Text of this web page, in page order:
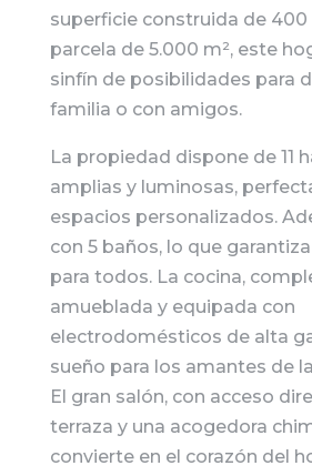
superficie construida de 400
parcela de 5.000 m², este
sinfín de posibilidades para
familia o con amigos.
La propiedad dispone de 11
amplias y luminosas,
espacios personalizados.
con 5 baños, lo que
para todos. La cocina,
amueblada y equipada con
electrodomésticos de alta
sueño para los amantes de
El gran salón, con acceso
terraza y una acogedora
convierte en el corazón del